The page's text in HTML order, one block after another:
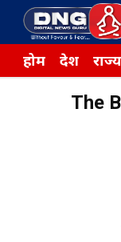
होम देश राज्य
The